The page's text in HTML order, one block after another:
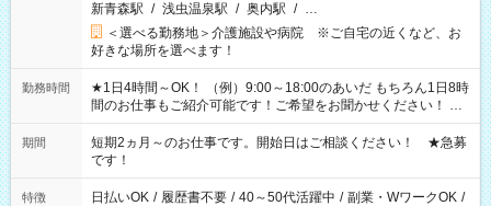
新青森駅 / 浅虫温泉駅 / 奥内駅 / …
＜選べる勤務地＞介護施設や病院 ※ご自宅の近くなど、お
好きな場所を選べます！
勤務時間
★1日4時間～OK！ （例）9:00～18:00のあいだ もちろん1日8時
間のお仕事もご紹介可能です！ご希望をお聞かせください！ ★
家庭の都合でお休みが必要な場合も遠慮なくご相談ください。
※週最低15時間以上の勤務が必要です
期間
短期2ヵ月～のお仕事です。開始日はご相談ください！ ★急募
です！
特徴 日払いOK / 履歴書不要 / 40～50代活躍中 / 副業・WワークOK /